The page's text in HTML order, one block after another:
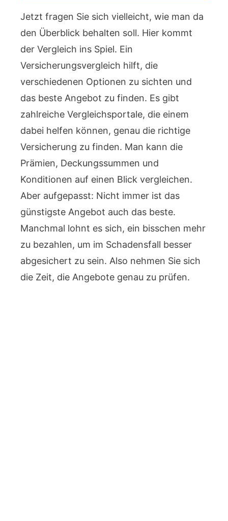
Jetzt fragen Sie sich vielleicht, wie man da
den Überblick behalten soll. Hier kommt
der Vergleich ins Spiel. Ein
Versicherungsvergleich hilft, die
verschiedenen Optionen zu sichten und
das beste Angebot zu finden. Es gibt
zahlreiche Vergleichsportale, die einem
dabei helfen können, genau die richtige
Versicherung zu finden. Man kann die
Prämien, Deckungssummen und
Konditionen auf einen Blick vergleichen.
Aber aufgepasst: Nicht immer ist das
günstigste Angebot auch das beste.
Manchmal lohnt es sich, ein bisschen mehr
zu bezahlen, um im Schadensfall besser
abgesichert zu sein. Also nehmen Sie sich
die Zeit, die Angebote genau zu prüfen.